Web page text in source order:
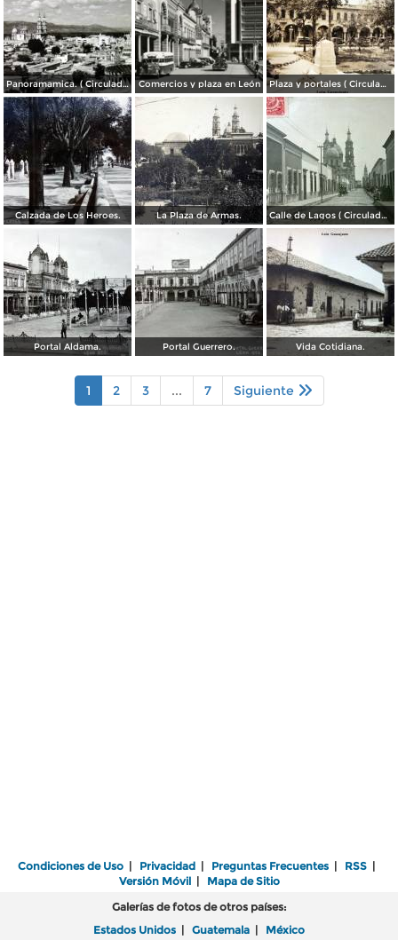
Panoramamica. ( Circulada el 6 de Febrero de 1947 ). Comercios y plaza en León Plaza y portales ( Circulada el 4 de Agosto de 1929 ).
Calzada de Los Heroes. La Plaza de Armas. Calle de Lagos ( Circulada el 27 de Mayo de 1909 ).
Portal Aldama. Portal Guerrero. Vida Cotidiana.
1 2 3 ... 7 Siguiente
Condiciones de Uso | Privacidad | Preguntas Frecuentes | RSS |
Versión Móvil| Mapa de Sitio
Galerías de fotos de otros países:
Estados Unidos | Guatemala | México